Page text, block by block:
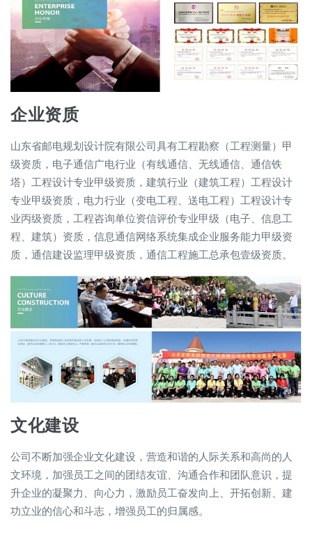
企业资质
山东省邮电规划设计院有限公司具有工程勘察（工程测量）甲
级资质，电子通信广电行业（有线通信、无线通信、通信铁
塔）工程设计专业甲级资质，建筑行业（建筑工程）工程设计
专业甲级资质，电力行业（变电工程、送电工程）工程设计专
业丙级资质，工程咨询单位资信评价专业甲级（电子、信息工
程、建筑）资质，信息通信网络系统集成企业服务能力甲级资
质，通信建设监理甲级资质，通信工程施工总承包壹级资质。
文化建设
公司不断加强企业文化建设，营造和谐的人际关系和高尚的人
文环境，加强员工之间的团结友谊、沟通合作和团队意识，提
升企业的凝聚力、向心力，激励员工奋发向上、开拓创新、建
功立业的信心和斗志，增强员工的归属感。